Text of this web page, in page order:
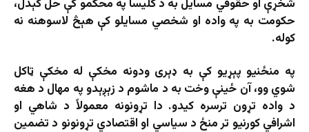
شخړې او حقوقي مسايل به د کليسا په محکمو کې حل کېدل،
حکومت به په واده او شخصي مسایلو کې هېڅ لاسوهنه نه‌
کوله.
په منځنيو پېړيو کې به ډېری ودونه مخکې له مخکې ټاکل
شوي وو، آن ځينې وخت به د ماشوم د زېږېدو په مهال د هغه
د واده تړون ترسره کیدو. دا تړونونه معمولاً د شاهي او
اشرافي کورنيو تر منځ د سياسي او اقتصادي تړونونو د تضمين